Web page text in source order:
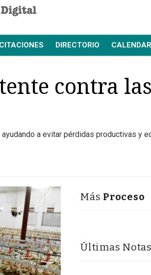
DIRECTORIO
contra las
a evitar pérdidas productivas y
Más Proceso
Últimas Notas